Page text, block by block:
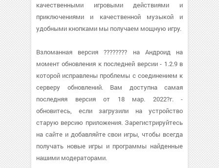
качественными игровыми действиями и
приключениями и качественной музыкой и
удобными кнопками мы получаем мощную игру.
Взломанная версия ???????? на Андроид на
момент обновления к последней версии - 1.2.9 в
которой исправлены проблемы с соединением к
серверу обновлений. Вам доступна самая
последняя версия от 18 мар. 2022?г. -
обновитесь, если загрузили на устройство
старую версию приложения. Зарегистрируйтесь
на сайте и добавляйте свои игры, чтобы всегда
получать новые игры и программы найденные
нашими модераторами.